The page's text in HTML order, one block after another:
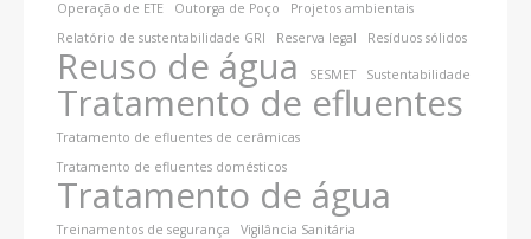
Operação de ETE
Outorga de Poço
Projetos ambientais
Relatório de sustentabilidade GRI
Reserva legal Resíduos sólidos
Reuso de água SESMET Sustentabilidade
Tratamento de efluentes
Tratamento de efluentes de cerâmicas
Tratamento de efluentes domésticos
Tratamento de água
Treinamentos de segurança
Vigilância Sanitária